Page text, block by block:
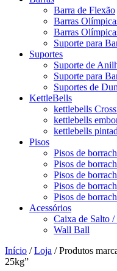
Barra de Flexão
Barras
Barras
Suporte para
Suportes
Suporte de
Suporte para
Suportes de
KettleBells
kettlebells
kettlebells
kettlebells
Pisos
Pisos de
Pisos de
Pisos de
Pisos de
Pisos de
Acessórios
Caixa de Salto
Wall Ball
Início /Loja / Produtos
25kg”